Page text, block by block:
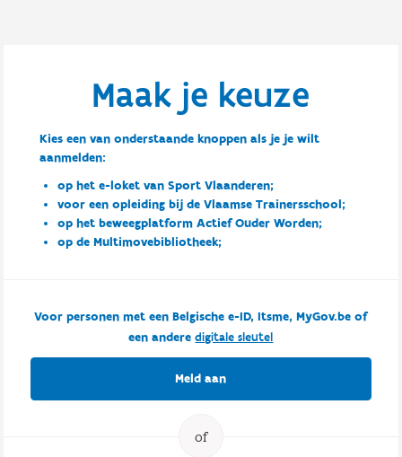
Maak je keuze
Kies een van onderstaande knoppen als je je wilt
aanmelden:
op het e-loket van Sport Vlaanderen;
voor een opleiding bij de Vlaamse Trainersschool;
op het beweegplatform Actief Ouder Worden;
op de Multimovebibliotheek;
Voor personen met een Belgische e-ID, Itsme, MyGov.be of
een anderedigitale sleutel
Meld aan